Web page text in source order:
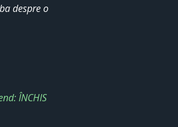
despre o
ÎNCHIS